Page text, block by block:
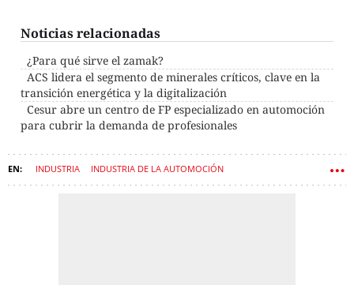
Noticias relacionadas
¿Para qué sirve el zamak?
ACS lidera el segmento de minerales críticos, clave en la
transición energética y la digitalización
Cesur abre un centro de FP especializado en automoción
para cubrir la demanda de profesionales
INDUSTRIA INDUSTRIA DE LA AUTOMOCIÓN